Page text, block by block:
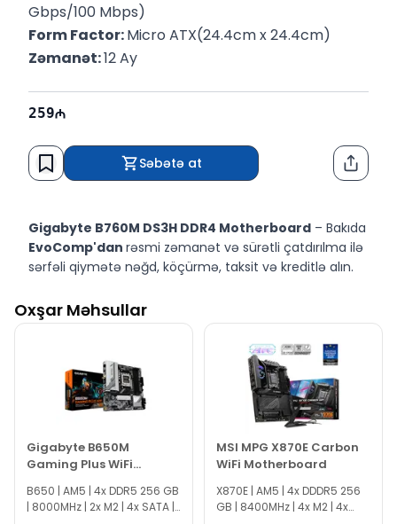
Gbps/100 Mbps)
Form Factor: Micro ATX(24.4cm x 24.4cm)
Zəmanət: 12 Ay
259
Səbətə at
Gigabyte B760M DS3H DDR4 Motherboard – Bakıda
EvoComp'dan rəsmi zəmanət və sürətli çatdırılma ilə
sərfəli qiymətə nəğd, köçürmə, taksit və kreditlə alın.
Oxşar Məhsullar
Gigabyte B650M
Gaming Plus WiFi
Motherboard
B650 | AM5 | 4x DDR5 256 GB
| 8000MHz | 2x M2 | 4x SATA |
MSI MPG X870E Carbon
WiFi Motherboard
X870E | AM5 | 4x DDDR5 256
GB | 8400MHz | 4x M2 | 4x